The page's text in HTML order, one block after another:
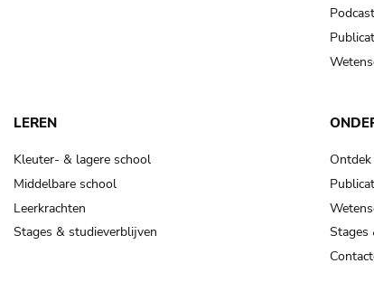
LEREN
Kleuter- & lagere school
Middelbare school
Leerkrachten
Stages & studieverblijven
Stages